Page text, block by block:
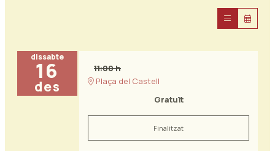
dissabte
16
des
11:00 h
Plaça del Castell
Gratuït
Finalitzat